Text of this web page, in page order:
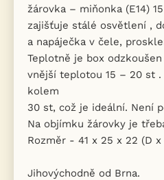
žárovka – miňonka (E14)
zajišťuje stálé osvětlení ,
a napáječka v čele,
Teplotně je box
vnější teplotou 15 – 20 st
kolem
30 st, což je ideální. Není
Na objímku žárovky je
Rozměr - 41 x 25 x 22 (D x
Jihovýchodně od Brna.